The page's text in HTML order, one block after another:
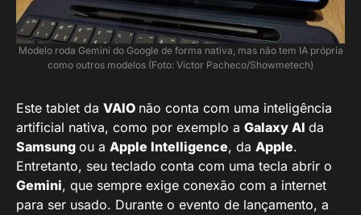
Modelo roda Gemini do Google de forma nativa, mas não tem IA própria
como outros modelos (Foto: Victor Pacheco/Showmetech)
Este tablet da VAIO não conta com uma inteligência
artificial nativa, como por exemplo a Galaxy AI da
Samsung ou a Apple Intelligence, da Apple.
Entretanto, seu teclado conta com uma tecla abrir o
Gemini, que sempre exige conexão com a internet
para ser usado. Durante o evento de lançamento, a